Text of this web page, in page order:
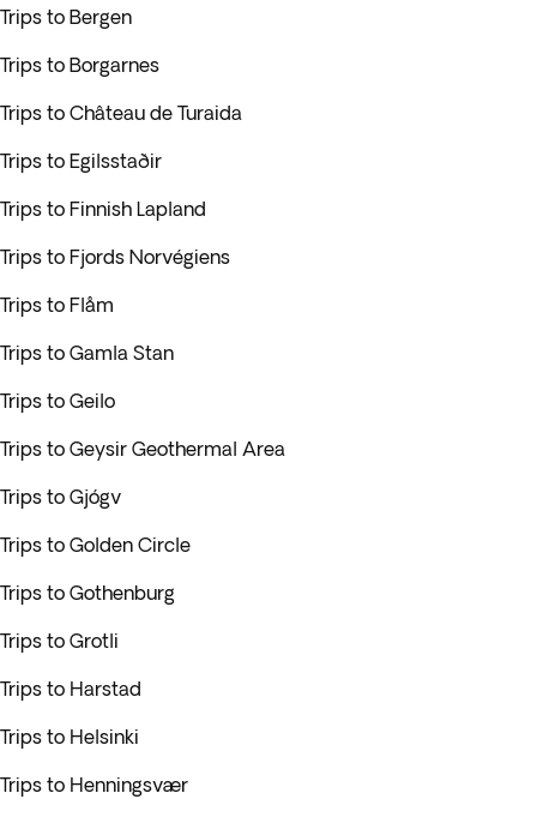
Trips to Bergen
Trips to Borgarnes
Trips to Château de Turaida
Trips to Egilsstaðir
Trips to Finnish Lapland
Trips to Fjords Norvégiens
Trips to Flåm
Trips to Gamla Stan
Trips to Geilo
Trips to Geysir Geothermal Area
Trips to Gjógv
Trips to Golden Circle
Trips to Gothenburg
Trips to Grotli
Trips to Harstad
Trips to Helsinki
Trips to Henningsvær